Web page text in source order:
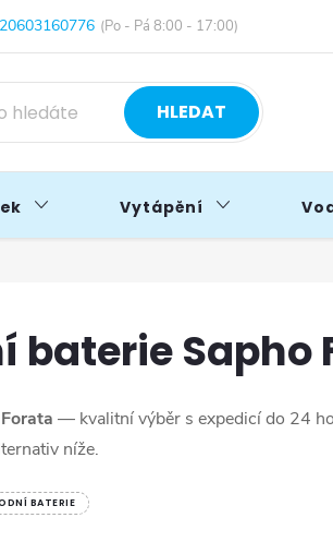
info@primakoupelny.cz
Blog
HLEDAT
Vytápění
baterie Sapho
— kvalitní výběr s expedicí do 24
níže.
BATERIE